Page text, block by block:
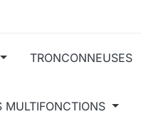
TRONCONNEUSES
MULTIFONCTIONS